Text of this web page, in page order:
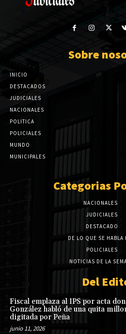
Sobre
INICIO
DESTACADOS
JUDICIALES
NACIONALES
POLITICA
POLICIALES
MUNDO
MUNICIPALES
Categorias
NACIONALES
JUDICIALES
DESTACADO
DE LO QUE SE HABLA
POLICIALES
NOTICIAS DE LA
Del
Fiscal emplaza al IPS por acta
González habló de una quita
digitada por Peña
junio 11, 2026